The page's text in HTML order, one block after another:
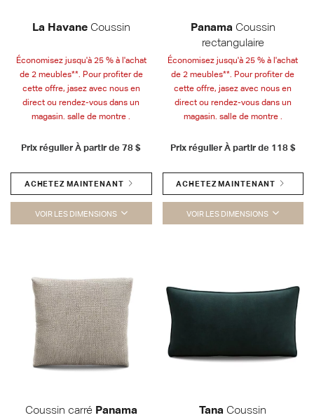
La HavaneCoussin
Économisez jusqu'à 25 % à l'achat
de 2 meubles**. Pour profiter de
cette offre, jasez avec nous en
direct ou rendez-vous dans un
magasin. salle de montre .
Prix régulier À partir de78 $
ACHETEZ MAINTENANT
VOIR LES DIMENSIONS
Panama Coussin
rectangulaire
Économisez jusqu'à 25 % à l'achat
de 2 meubles**. Pour profiter de
cette offre, jasez avec nous en
direct ou rendez-vous dans un
magasin. salle de montre .
Prix régulier À partir de 118 $
ACHETEZ MAINTENANT
VOIR LES DIMENSIONS
Coussin carré Panama Tana Coussin